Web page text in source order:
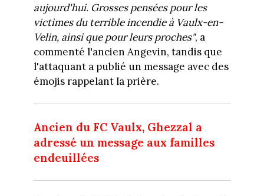
aujourd'hui. Grosses pensées pour les
victimes du terrible incendie à Vaulx-en-
Velin, ainsi que pour leurs proches", a
commenté l'ancien Angevin, tandis que
l'attaquant a publié un message avec des
émojis rappelant la prière.
Ancien du FC Vaulx, Ghezzal a
adressé un message aux familles
endeuillées